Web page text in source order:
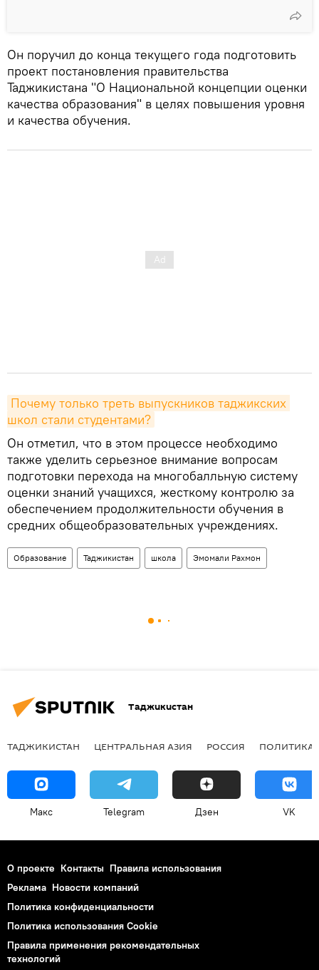
Он поручил до конца текущего года подготовить
проект постановления правительства
Таджикистана "О Национальной концепции оценки
качества образования" в целях повышения уровня
и качества обучения.
Почему только треть выпускников таджикских
школ стали студентами?
Он отметил, что в этом процессе необходимо
также уделить серьезное внимание вопросам
подготовки перехода на многобалльную систему
оценки знаний учащихся, жесткому контролю за
обеспечением продолжительности обучения в
средних общеобразовательных учреждениях.
Образование Таджикистан школа Эмомали Рахмон
Таджикистан
ТАДЖИКИСТАН ЦЕНТРАЛЬНАЯ АЗИЯ РОССИЯ ПОЛИТИКА
Макс Telegram Дзен VK
О проекте Контакты Правила использования
Реклама Новости компаний
Политика конфиденциальности
Политика использования Cookie
Правила применения рекомендательных
технологий